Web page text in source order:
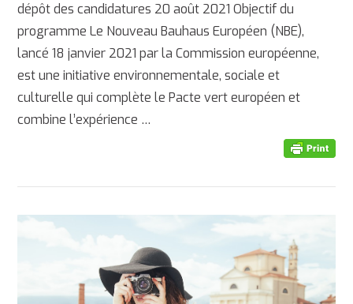
dépôt des candidatures 20 août 2021 Objectif du
programme Le Nouveau Bauhaus Européen (NBE),
lancé 18 janvier 2021 par la Commission européenne,
est une initiative environnementale, sociale et
culturelle qui complète le Pacte vert européen et
combine l’expérience …